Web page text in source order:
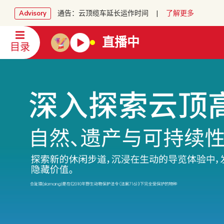
Advisory 通告：云顶缆车延长运作时间 | 了解更多
目录 直播中